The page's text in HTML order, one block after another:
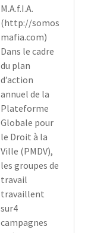
M.A.f.I.A.
(http://somos
mafia.com)
Dans le cadre
du plan
d’action
annuel de la
Plateforme
Globale pour
le Droit à la
Ville (PMDV),
les groupes de
travail
travaillent
sur4
campagnes